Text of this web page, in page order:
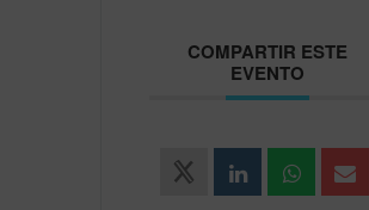
COMPARTIR ESTE
EVENTO